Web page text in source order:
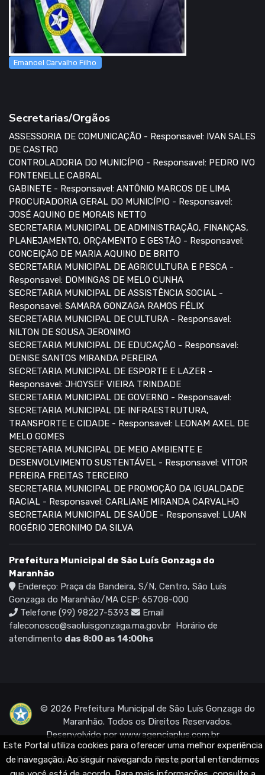
Este Portal utiliza cookies para oferecer uma melhor experiência
de navegação. Ao seguir navegando neste portal entendemos
Emanoel Carvalho Filho
Secretarias/Orgãos
ASSESSORIA DE COMUNICAÇÃO - Responsavel: IVAN SALES
DE CASTRO
CONTROLADORIA DO MUNICÍPIO - Responsavel: PEDRO IVO
FONTENELLE CABRAL
GABINETE - Responsavel: ANTÔNIO MARCOS DE LIMA
PROCURADORIA GERAL DO MUNICÍPIO - Responsavel:
JOSÉ AQUINO DE MORAIS NETTO
SECRETARIA MUNICIPAL DE ADMINISTRAÇÃO, FINANÇAS,
PLANEJAMENTO, ORÇAMENTO E GESTÃO - Responsavel:
CONCEIÇÃO DE MARIA AQUINO DE BRITO
SECRETARIA MUNICIPAL DE AGRICULTURA E PESCA -
Responsavel: DOMINGAS DE MELO CUNHA
SECRETARIA MUNICIPAL DE ASSISTÊNCIA SOCIAL -
Responsavel: SAMARA GONZAGA RAMOS FÉLIX
SECRETARIA MUNICIPAL DE CULTURA - Responsavel:
NILTON DE SOUSA JERONIMO
SECRETARIA MUNICIPAL DE EDUCAÇÃO - Responsavel:
DENISE SANTOS MIRANDA PEREIRA
SECRETARIA MUNICIPAL DE ESPORTE E LAZER -
Responsavel: JHOYSEF VIEIRA TRINDADE
SECRETARIA MUNICIPAL DE GOVERNO - Responsavel:
SECRETARIA MUNICIPAL DE INFRAESTRUTURA,
TRANSPORTE E CIDADE - Responsavel: LEONAM AXEL DE
MELO GOMES
SECRETARIA MUNICIPAL DE MEIO AMBIENTE E
DESENVOLVIMENTO SUSTENTÁVEL - Responsavel: VITOR
PEREIRA FREITAS TERCEIRO
SECRETARIA MUNICIPAL DE PROMOÇÃO DA IGUALDADE
RACIAL - Responsavel: CARLIANE MIRANDA CARVALHO
SECRETARIA MUNICIPAL DE SAÚDE - Responsavel: LUAN
ROGÉRIO JERONIMO DA SILVA
Prefeitura Municipal de São Luís Gonzaga do
Maranhão
Endereço: Praça da Bandeira, S/N, Centro, São Luís
Gonzaga do Maranhão/MA CEP: 65708-000
Telefone (99) 98227-5393
Email
faleconosco@saoluisgonzaga.ma.gov.br Horário de
atendimento das 8:00 as 14:00hs
© 2026 Prefeitura Municipal de São Luís Gonzaga do
Maranhão. Todos os Direitos Reservados.
Desenvolvido porwww.agenciaplus.com.br
Início Diário Oficial Portal da Transparência
Ouvidoria